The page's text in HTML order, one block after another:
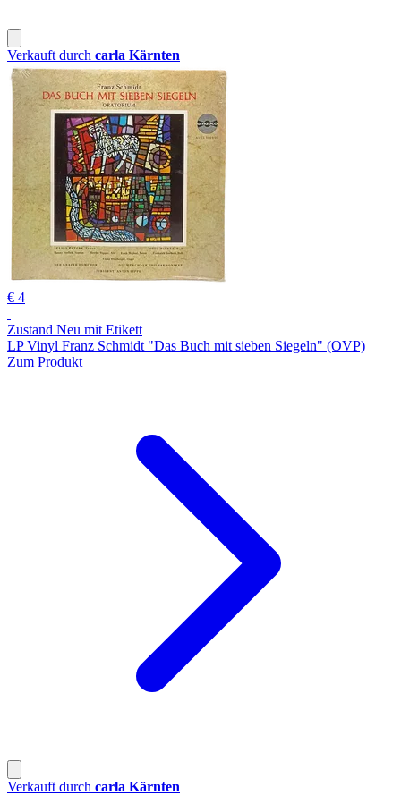
Verkauft durch carla Kärnten
€ 4
Zustand Neu mit Etikett
LP Vinyl Franz Schmidt "Das Buch mit sieben Siegeln" (OVP)
Zum Produkt
Verkauft durch carla Kärnten